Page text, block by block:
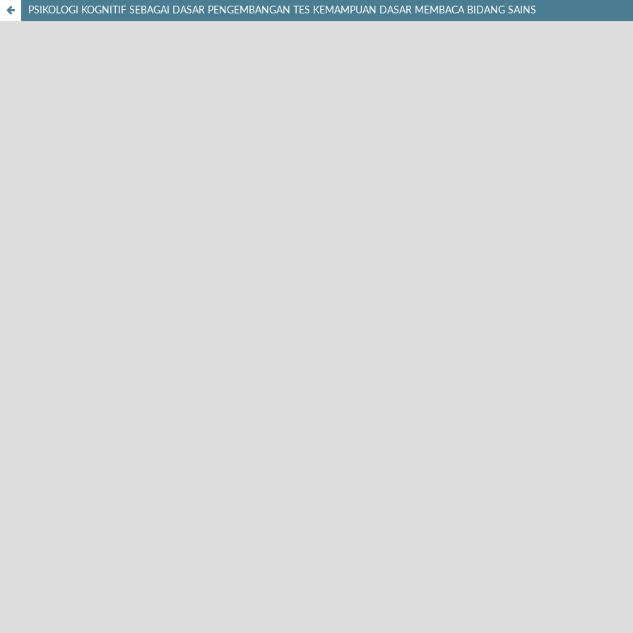
PSIKOLOGI KOGNITIF SEBAGAI DASAR PENGEMBANGAN TES KEMAMPUAN DASAR MEMBACA BIDANG SAINS